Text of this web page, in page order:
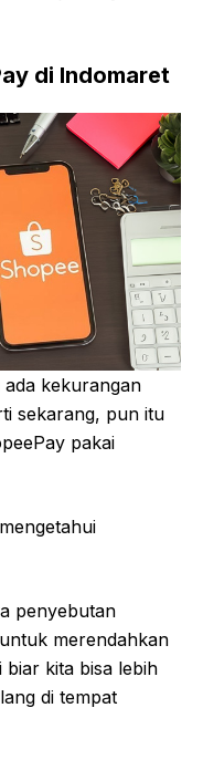
di Indomaret
ada kekurangan
sekarang, pun itu
pakai
penyebutan
merendahkan
biar kita bisa lebih
di tempat